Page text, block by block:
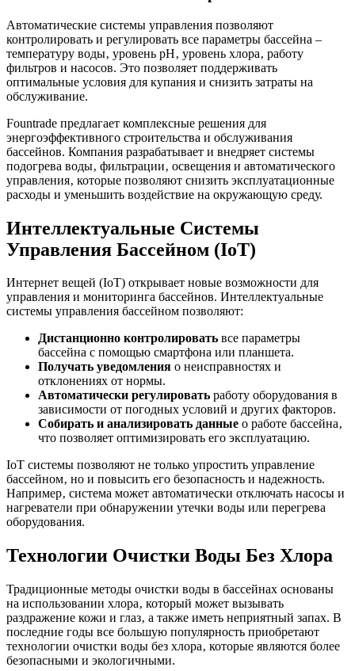
Автоматические системы управления позволяют
контролировать и регулировать все параметры бассейна –
температуру воды‚ уровень pH‚ уровень хлора‚ работу
фильтров и насосов. Это позволяет поддерживать
оптимальные условия для купания и снизить затраты на
обслуживание.
Fountrade предлагает комплексные решения для
энергоэффективного строительства и обслуживания
бассейнов. Компания разрабатывает и внедряет системы
подогрева воды‚ фильтрации‚ освещения и автоматического
управления‚ которые позволяют снизить эксплуатационные
расходы и уменьшить воздействие на окружающую среду.
Интеллектуальные Системы
Управления Бассейном (IoT)
Интернет вещей (IoT) открывает новые возможности для
управления и мониторинга бассейнов. Интеллектуальные
системы управления бассейном позволяют:
Дистанционно контролировать все параметры
бассейна с помощью смартфона или планшета.
Получать уведомления о неисправностях и
отклонениях от нормы.
Автоматически регулировать работу оборудования в
зависимости от погодных условий и других факторов.
Собирать и анализировать данные о работе бассейна‚
что позволяет оптимизировать его эксплуатацию.
IoT системы позволяют не только упростить управление
бассейном‚ но и повысить его безопасность и надежность.
Например‚ система может автоматически отключать насосы и
нагреватели при обнаружении утечки воды или перегрева
оборудования.
Технологии Очистки Воды Без Хлора
Традиционные методы очистки воды в бассейнах основаны
на использовании хлора‚ который может вызывать
раздражение кожи и глаз‚ а также иметь неприятный запах. В
последние годы все большую популярность приобретают
технологии очистки воды без хлора‚ которые являются более
безопасными и экологичными.